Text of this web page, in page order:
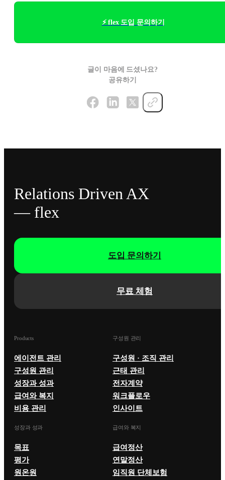
⚡ flex 도입 문의하기
글이 마음에 드셨나요?
공유하기
Relations Driven AX
— flex
무료 체험
도입 문의하기
Products
에이전트 관리
구성원 관리
성장과 성과
급여와 복지
비용 관리
구성원 관리
구성원 · 조직 관리
근태 관리
전자계약
워크플로우
인사이트
성장과 성과
목표
평가
원온원
급여와 복지
급여정산
연말정산
임직원 단체보험